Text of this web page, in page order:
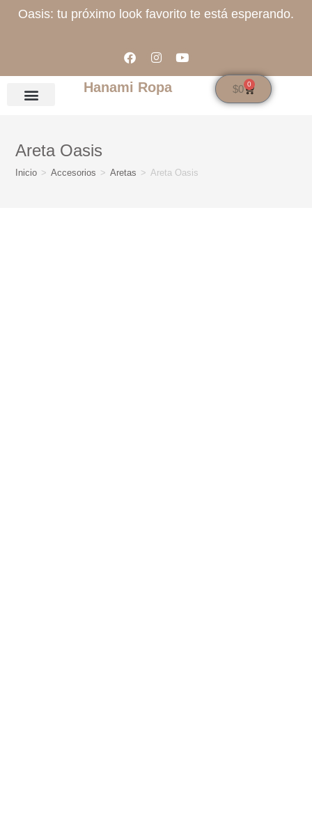
Oasis: tu próximo look favorito te está esperando.
Hanami Ropa $0 0
Areta Oasis
Inicio > Accesorios > Aretas > Areta Oasis